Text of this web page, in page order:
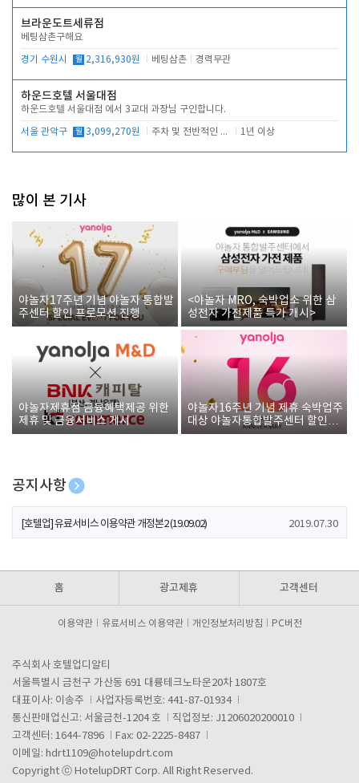
브라운도트세류점
베팅삼촌구해요
경기 수원시 월 2,316,930원 베팅삼촌 경력무관
하운드호텔 서울대점
하운드호텔 서울대점 에서 3교대 과장님 구인합니다.
서울 관악구 월 3,099,270원 주차 및 전반적인 당번업무 1년 이상
많이 본 기사
야놀자17주년 기념 야놀자 통합발
주센터 할인 프로모션 진행
<야놀자 MRO, 숙박업소 위한 삼
성전자 가전제품 특가 개시>
야놀자제휴점 금융혜택제공 위한
제휴 및 금융서비스 게시
야놀자16주년 기념 제휴 숙박업주
대상 야놀자통합발주센터 할인쿠
폰 증정
공지사항
[호텔업] 개인정보 처리방침 개정본1 (19.09.02)
[호텔업] 유료서비스 이용약관 개정본2 (19.09.02) 2019.07.30
홈 광고제휴 고객센터
이용약관 유료서비스 이용약관 개인정보처리방침 PC버전
주식회사 호텔업디알티
서울특별시 금천구 가산동 691 대륭테크노타운20차 1807호
대표이사: 이송주
사업자등록번호: 441-87-01934
통신판매업신고: 서울금천-1204 호
직업정보: J1206020200010
고객센터: 1644-7896
Fax: 02-2225-8487
이메일: hdrt1109@hotelupdrt.com
Copyright ⓒ HotelupDRT Corp. All Right Reserved.